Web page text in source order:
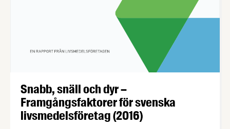
Snabb, snäll och dyr –
Framgångsfaktorer för svenska
livsmedelsföretag (2016)